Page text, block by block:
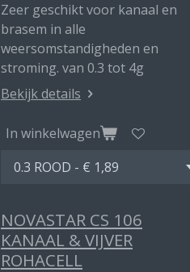
Zeer geschikt voor kanaal en
brasem in alle
weersomstandigheden en
stroming. van 0.3 tot 4g
Bekijk details
In winkelwagen
NOVASTAR CS 106
KANAAL & VIJVER
ROHACELL